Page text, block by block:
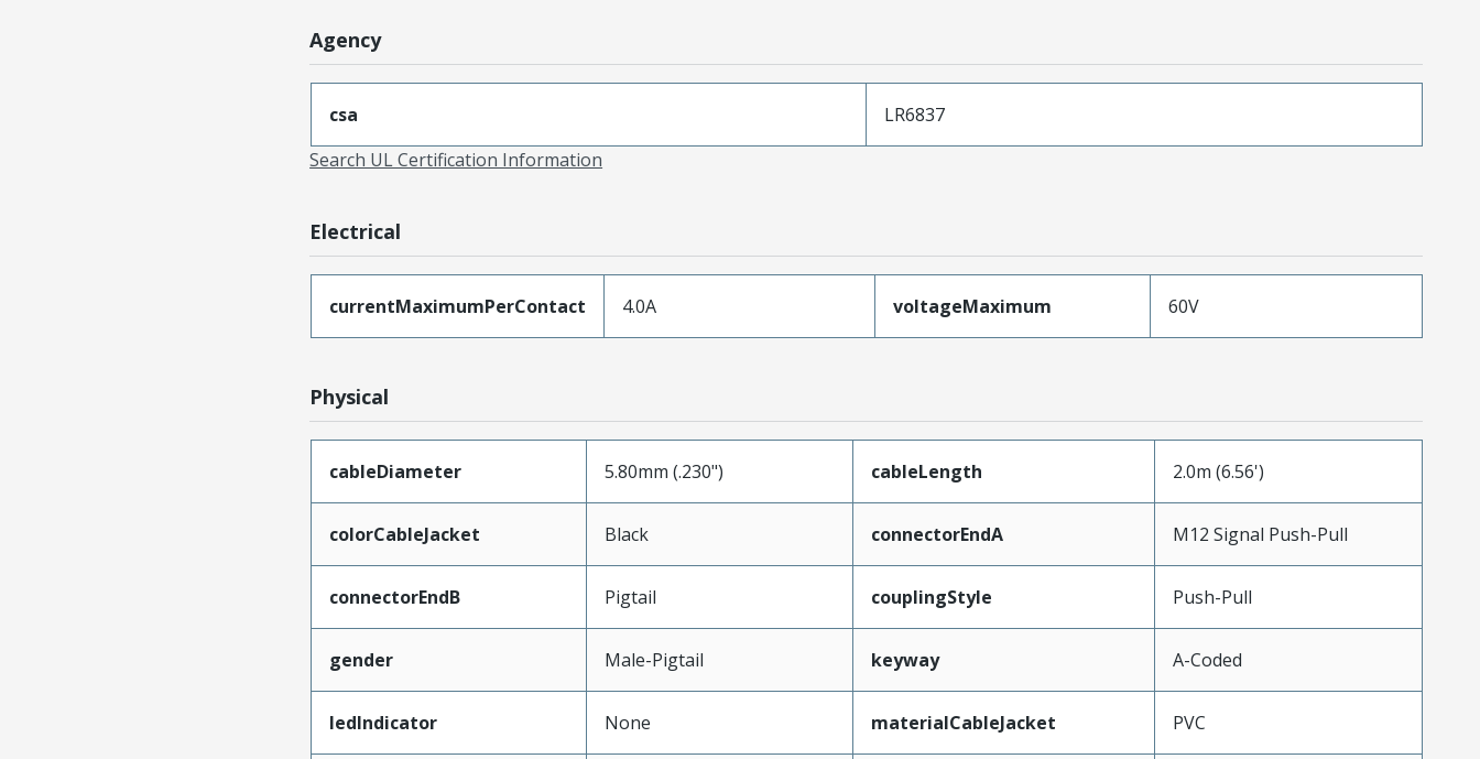
Agency
csa
LR6837
Search UL Certification Information
Electrical
currentMaximumPerContact 4.0A voltageMaximum 60V
Physical
cableDiameter 5.80mm (.230") cableLength 2.0m (6.56')
colorCableJacket Black connectorEndA M12 Signal Push-Pull
connectorEndB Pigtail couplingStyle Push-Pull
gender Male-Pigtail keyway A-Coded
ledIndicator None materialCableJacket PVC